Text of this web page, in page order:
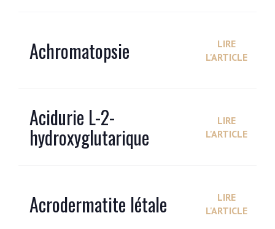
Achromatopsie
LIRE
L'ARTICLE
Acidurie L-2-
hydroxyglutarique
LIRE
L'ARTICLE
Acrodermatite létale
LIRE
L'ARTICLE